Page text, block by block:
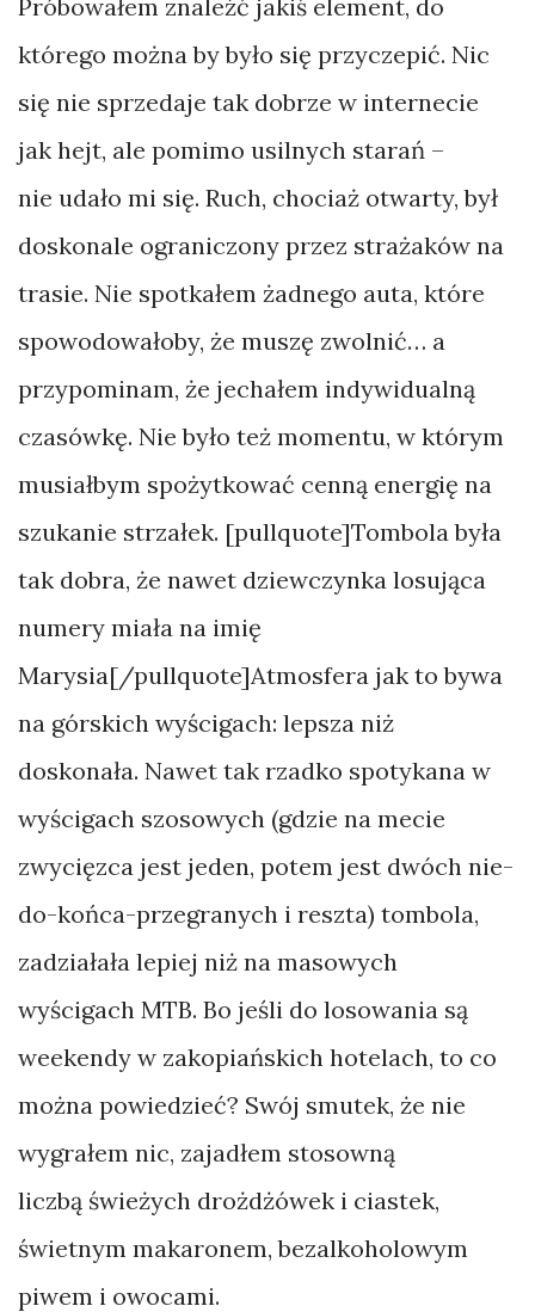
Próbowałem znaleźć jakiś element, do
którego można by było się przyczepić. Nic
się nie sprzedaje tak dobrze w internecie
jak hejt, ale pomimo usilnych starań –
nie udało mi się. Ruch, chociaż otwarty, był
doskonale ograniczony przez strażaków na
trasie. Nie spotkałem żadnego auta, które
spowodowałoby, że muszę zwolnić… a
przypominam, że jechałem indywidualną
czasówkę. Nie było też momentu, w którym
musiałbym spożytkować cenną energię na
szukanie strzałek. [pullquote]Tombola była
tak dobra, że nawet dziewczynka losująca
numery miała na imię
Marysia[/pullquote]Atmosfera jak to bywa
na górskich wyścigach: lepsza niż
doskonała. Nawet tak rzadko spotykana w
wyścigach szosowych (gdzie na mecie
zwycięzca jest jeden, potem jest dwóch nie-
do-końca-przegranych i reszta) tombola,
zadziałała lepiej niż na masowych
wyścigach MTB. Bo jeśli do losowania są
weekendy w zakopiańskich hotelach, to co
można powiedzieć? Swój smutek, że nie
wygrałem nic, zajadłem stosowną
liczbą świeżych drożdżówek i ciastek,
świetnym makaronem, bezalkoholowym
piwem i owocami.